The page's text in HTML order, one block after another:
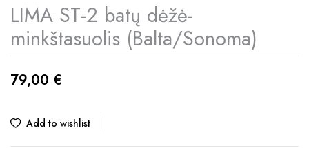
LIMA ST-2 batų dėžė-
minkštasuolis (Balta/Sonoma)
79,00 €
Add to wishlist